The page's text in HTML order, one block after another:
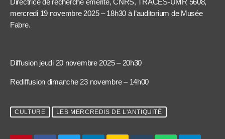
mercredi 19 novembre 2025 – 18h30 à l’auditorium de Musée
Fabre.
Diffusion jeudi 20 novembre 2025 – 20h30
Rediffusion dimanche 23 novembre – 14h00
CULTURE LES MERCREDIS DE L'ANTIQUITÉ